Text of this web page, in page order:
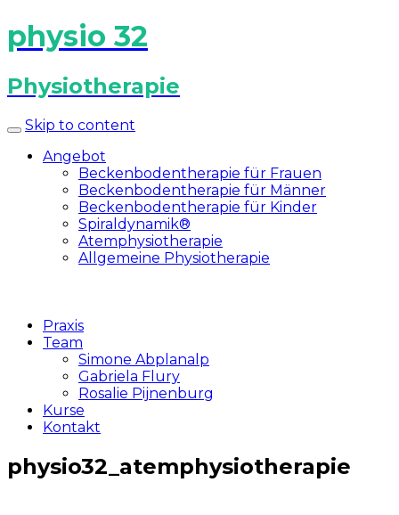
physio 32
Physiotherapie
Skip to content
Angebot
Beckenbodentherapie für Frauen
Beckenbodentherapie für Männer
Beckenbodentherapie für Kinder
Spiraldynamik®
Atemphysiotherapie
Allgemeine Physiotherapie
Praxis
Team
Simone Abplanalp
Gabriela Flury
Rosalie Pijnenburg
Kurse
Kontakt
physio32_atemphysiotherapie